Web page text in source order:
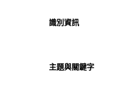
識別資訊
主題與關鍵字